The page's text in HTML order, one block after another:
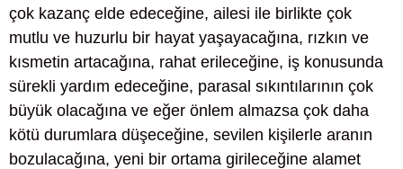
çok kazanç elde edeceğine, ailesi ile birlikte çok
mutlu ve huzurlu bir hayat yaşayacağına, rızkın ve
kısmetin artacağına, rahat erileceğine, iş konusunda
sürekli yardım edeceğine, parasal sıkıntılarının çok
büyük olacağına ve eğer önlem almazsa çok daha
kötü durumlara düşeceğine, sevilen kişilerle aranın
bozulacağına, yeni bir ortama girileceğine alamet